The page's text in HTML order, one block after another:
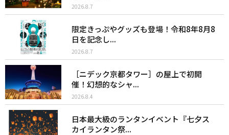
2026.8.7
限定きっぷやグッズも登場！令和8年8月8
日を記念し...
2026.8.7
［ニデック京都タワー］の屋上で初開
催！幻想的なシャ...
2026.8.4
日本最大級のランタンイベント『七夕ス
カイランタン祭...